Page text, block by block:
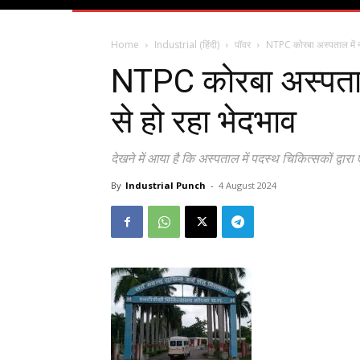
Home Industrial (हिंदी) पॉवर NTPC कोरबा अस्पताल में
NTPC कोरबा
से हो रहा भेदभाव
देखने में आया है कि अस्पताल में पदस्थ चिकित्सकों द्वारा
By Industrial Punch - 4 August 2024